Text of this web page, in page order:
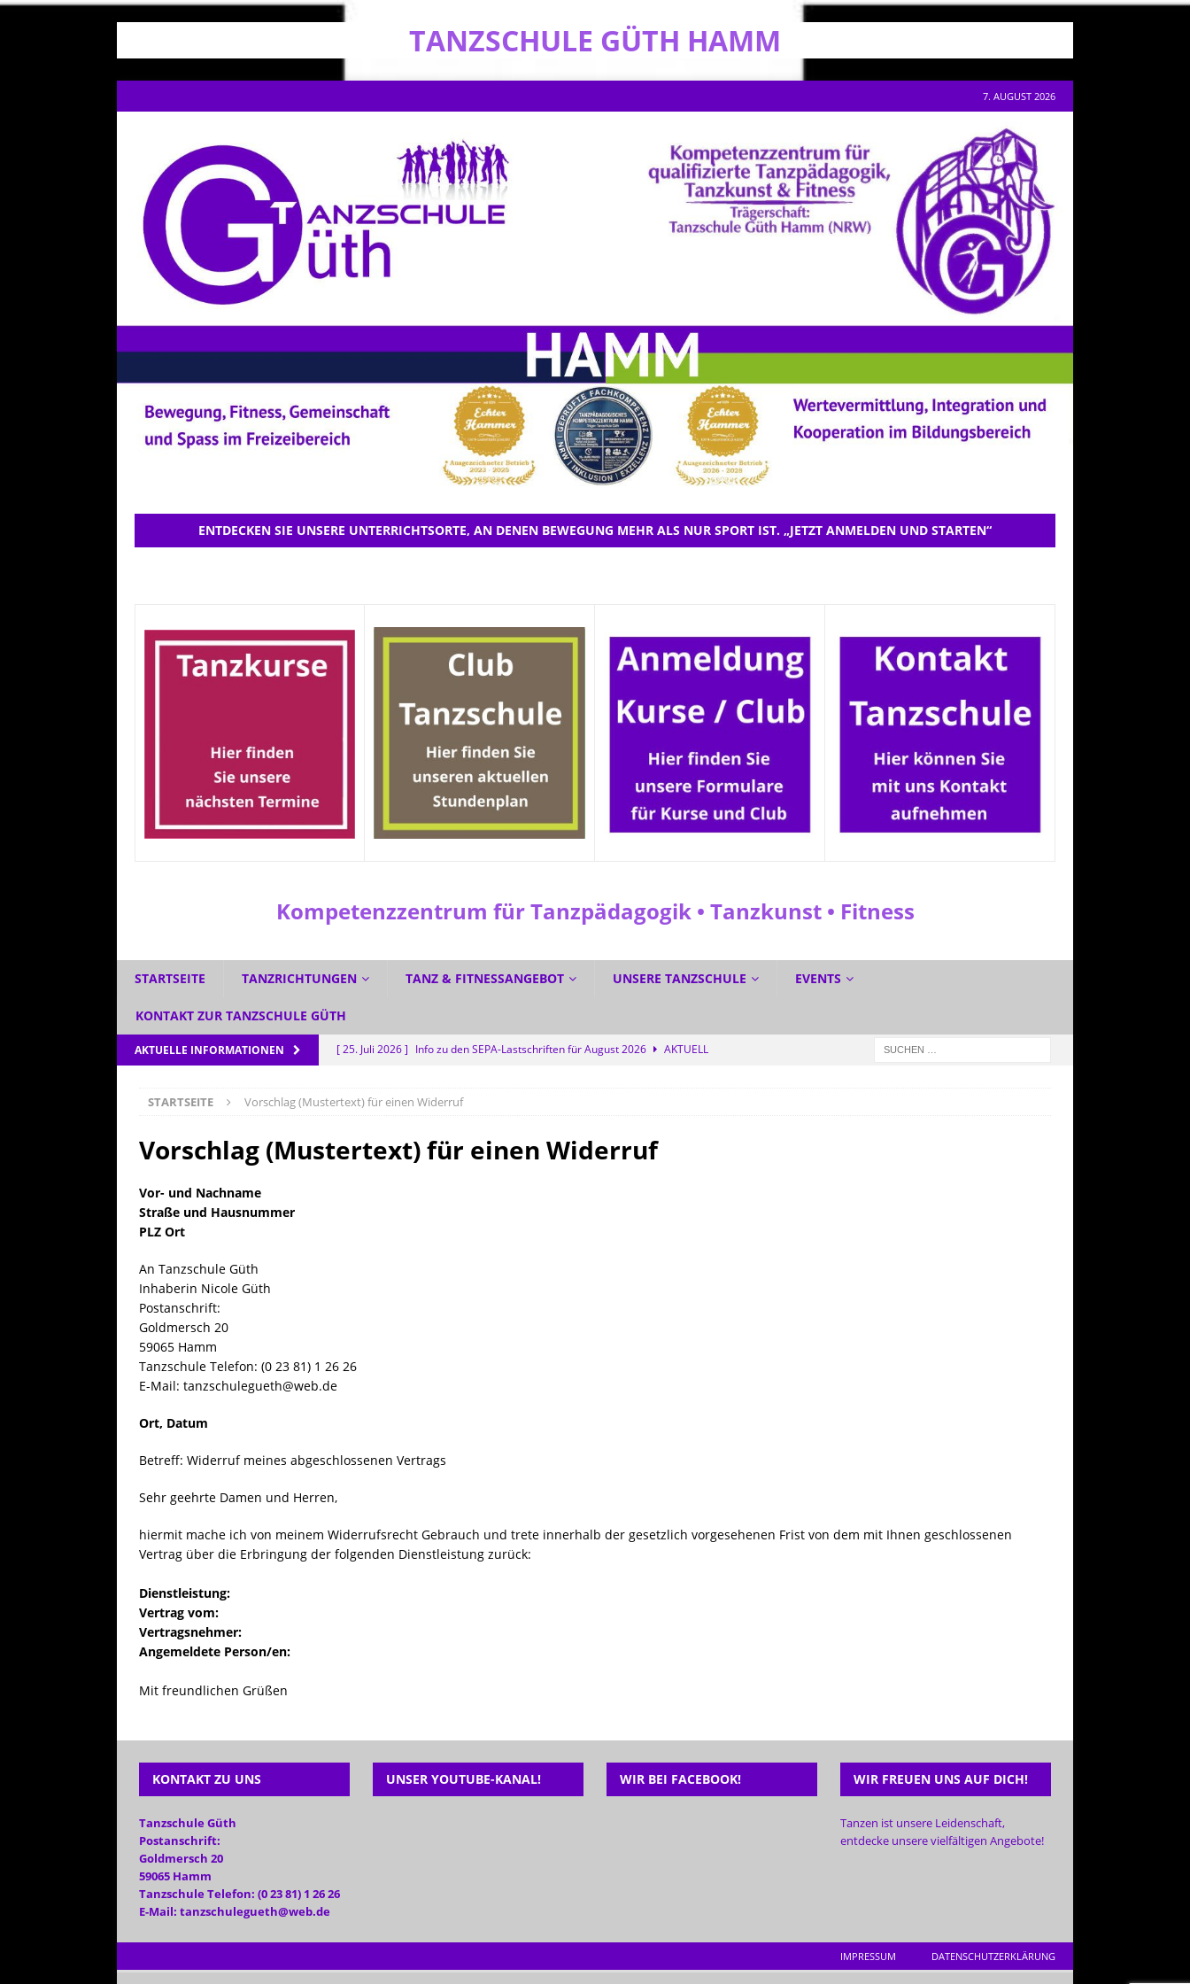
TANZSCHULE GÜTH HAMM
7. AUGUST 2026
ENTDECKEN SIE UNSERE UNTERRICHTSORTE, AN DENEN BEWEGUNG MEHR ALS NUR SPORT IST. „JETZT ANMELDEN UND STARTEN“
Kompetenzzentrum für Tanzpädagogik • Tanzkunst • Fitness
STARTSEITE TANZRICHTUNGEN TANZ & FITNESSANGEBOT UNSERE TANZSCHULE EVENTS
KONTAKT ZUR TANZSCHULE GÜTH
AKTUELLE INFORMATIONEN [ 25. Juli 2026 ] Info zu den SEPA-Lastschriften für August 2026
AKTUELL
[ 3. Juni 2026 ] ☀️ GRATIS DURCH DEN SOMMER TANZEN? Ja! 💃🕺
[ 5. Mai 2026 ] Dreifacher Deutscher Meistertitel für die Tanzschule Güth
STARTSEITE Vorschlag (Mustertext) für einen Widerruf
Vorschlag (Mustertext) für einen Widerruf
Vor- und Nachname
Straße und Hausnummer
PLZ Ort
An Tanzschule Güth
Inhaberin Nicole Güth
Postanschrift:
Goldmersch 20
59065 Hamm
Tanzschule Telefon: (0 23 81) 1 26 26
E-Mail: tanzschulegueth@web.de
Ort, Datum
Betreff: Widerruf meines abgeschlossenen Vertrags
Sehr geehrte Damen und Herren,
hiermit mache ich von meinem Widerrufsrecht Gebrauch und trete innerhalb der gesetzlich vorgesehenen Frist von dem mit Ihnen geschlossenen
Vertrag über die Erbringung der folgenden Dienstleistung zurück:
Dienstleistung:
Vertrag vom:
Vertragsnehmer:
Angemeldete Person/en:
Mit freundlichen Grüßen
KONTAKT ZU UNS
Tanzschule Güth
Postanschrift:
Goldmersch 20
59065 Hamm
Tanzschule Telefon: (0 23 81) 1 26 26
E-Mail: tanzschulegueth@web.de
UNSER YOUTUBE-KANAL! WIR BEI FACEBOOK! WIR FREUEN UNS AUF DICH!
Tanzen ist unsere Leidenschaft,
entdecke unsere vielfältigen Angebote!
IMPRESSUM DATENSCHUTZERKLÄRUNG